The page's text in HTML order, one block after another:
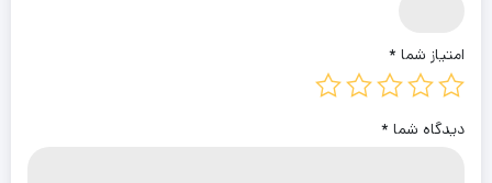
امتیاز شما *
دیدگاه شما *